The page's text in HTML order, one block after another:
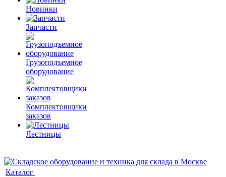
Новинки
Запчасти
Грузоподъемное
оборудование
Комплектовщики
заказов
Лестницы
Каталог